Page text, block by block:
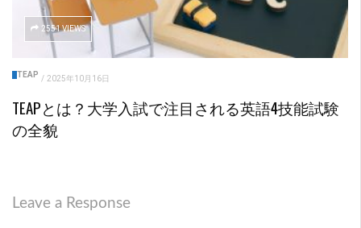
2551 VIEWS
TEAP / 2025年10月16日
TEAPとは？大学入試で注目される英語4技能試験
の全貌
Leave a Response